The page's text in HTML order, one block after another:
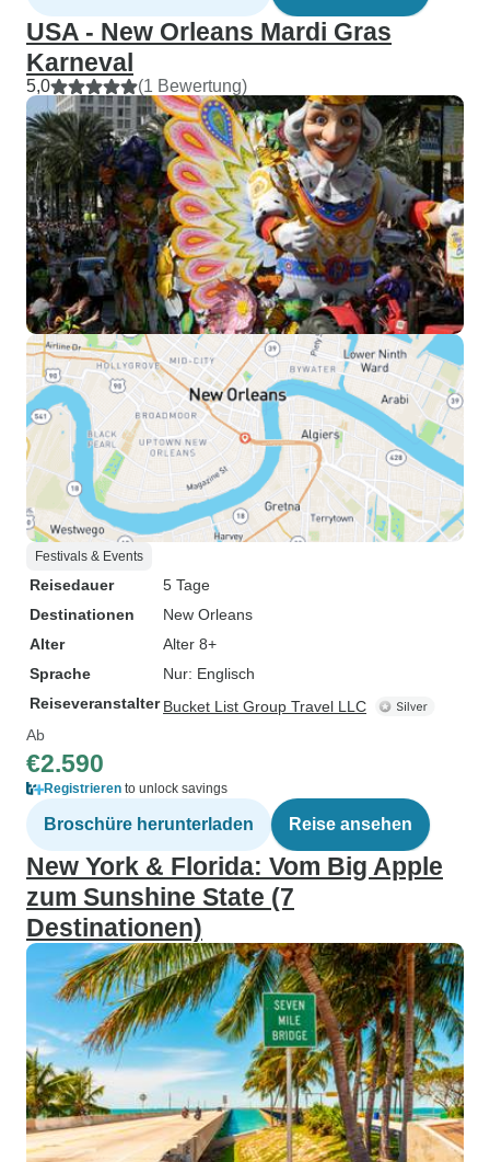
USA - New Orleans Mardi Gras
Karneval
5,0 (1 Bewertung)
Festivals & Events
Reisedauer
5 Tage
Destinationen
New Orleans
Alter
Alter 8+
Sprache
Nur: Englisch
Reiseveranstalter Bucket List Group Travel LLC
Ab
€2.590
Registrieren to unlock savings
Broschüre herunterladen Reise ansehen
New York & Florida: Vom Big Apple
zum Sunshine State (7
Destinationen)